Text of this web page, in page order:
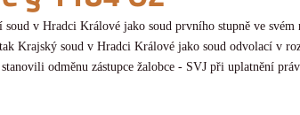
v Hradci Králové jako soud prvního stupně ve svém
Krajský soud v Hradci Králové jako soud odvolací v
odměnu zástupce žalobce - SVJ při uplatnění